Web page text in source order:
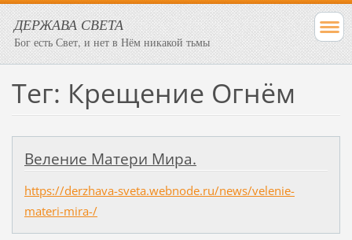
ДЕРЖАВА СВЕТА
Бог есть Свет, и нет в Нём никакой тьмы
Тег: Крещение Огнём
Веление Матери Мира.
https://derzhava-sveta.webnode.ru/news/velenie-
materi-mira-/